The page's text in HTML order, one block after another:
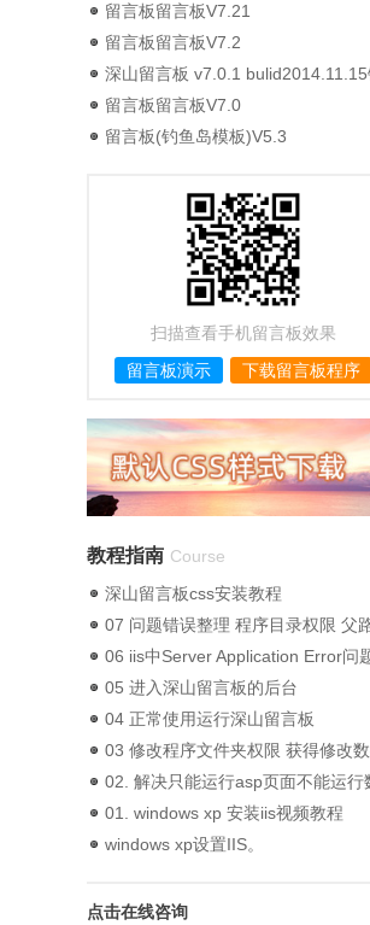
留言板留言板V7.21
留言板留言板V7.2
深山留言板 v7.0.1
误更新版
留言板留言板V7.0
留言板(钓鱼岛模板)V5.3
扫描查看手机留言板效果
留言板演示
下载留言板程序
教程指南 Course
深山留言板css安装教程
07 问题错误整理 程序目录权限 父
没打开错误
06 iis中Server Application Error问
何修复
05 进入深山留言板的后台
04 正常使用运行深山留言板
03 修改程序文件夹权限 获得修改
权限02. 解决只能运行asp页面不能运行
库错误
01. windows xp 安装iis视频教程
windows xp设置IIS。
点击在线咨询